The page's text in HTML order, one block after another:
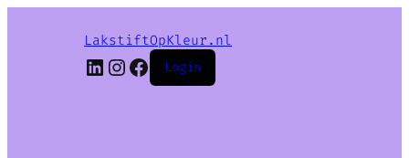
LakstiftOpKleur.nl
LinkedIn
Instagram
Facebook
Login